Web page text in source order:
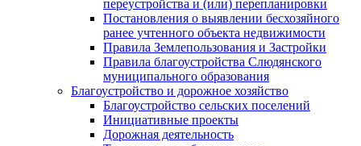
переустройства и (или) перепланировки
Постановления о выявлении бесхозяйного
ранее учтенного объекта недвижимости
Правила Землепользования и Застройки
Правила благоустройства Слюдянского
муниципального образования
Благоустройство и дорожное хозяйство
Благоустройство сельских поселений
Инициативные проекты
Дорожная деятельность